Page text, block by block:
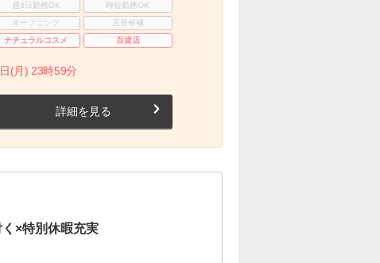
週3日勤務OK
時短勤務OK
オープニング
店長候補
ナチュラルコスメ 百貨店
(月) 23時59分
詳細を見る
×特別休暇充実